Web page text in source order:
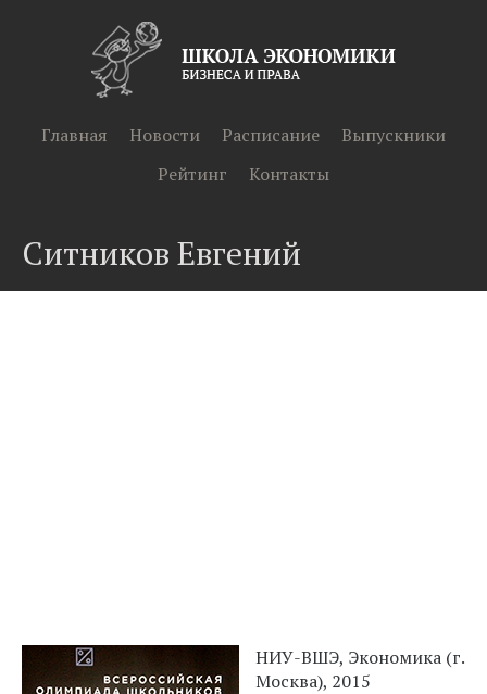
Главная Новости Расписание
Выпускники
Рейтинг
Контакты
Ситников Евгений
НИУ-ВШЭ, Экономика (г.
Москва), 2015